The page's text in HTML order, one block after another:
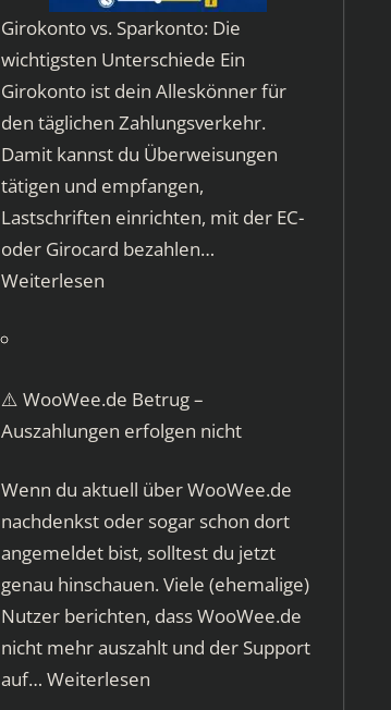
Girokonto vs. Sparkonto: Die
wichtigsten Unterschiede Ein
Girokonto ist dein Alleskönner für
den täglichen Zahlungsverkehr.
Damit kannst du Überweisungen
tätigen und empfangen,
Lastschriften einrichten, mit der EC-
oder Girocard bezahlen…
Weiterlesen
⚠️ WooWee.de Betrug –
Auszahlungen erfolgen nicht
Wenn du aktuell über WooWee.de
nachdenkst oder sogar schon dort
angemeldet bist, solltest du jetzt
genau hinschauen. Viele (ehemalige)
Nutzer berichten, dass WooWee.de
nicht mehr auszahlt und der Support
auf…Weiterlesen